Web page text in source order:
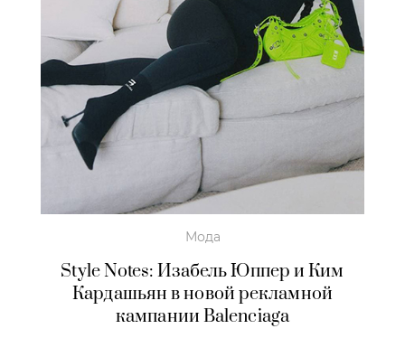
Мода
Style Notes: Изабель Юппер и Ким
Кардашьян в новой рекламной
кампании Balenciaga